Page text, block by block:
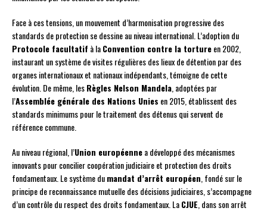
Face à ces tensions, un mouvement d’harmonisation progressive des
standards de protection se dessine au niveau international. L’adoption du
Protocole facultatif à laConvention contre la tortureen 2002,
instaurant un système de visites régulières des lieux de détention par des
organes internationaux et nationaux indépendants, témoigne de cette
évolution. De même, lesRègles Nelson Mandela, adoptées par
l’Assemblée générale des Nations Unies en 2015, établissent des
standards minimums pour le traitement des détenus qui servent de
référence commune.
Au niveau régional, l’Union européennea développé des mécanismes
innovants pour concilier coopération judiciaire et protection des droits
fondamentaux. Le système dumandat d’arrêt européen, fondé sur le
principe de reconnaissance mutuelle des décisions judiciaires, s’accompagne
d’un contrôle du respect des droits fondamentaux. LaCJUE, dans son arrêt